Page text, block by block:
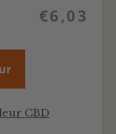
€6,03
CBD